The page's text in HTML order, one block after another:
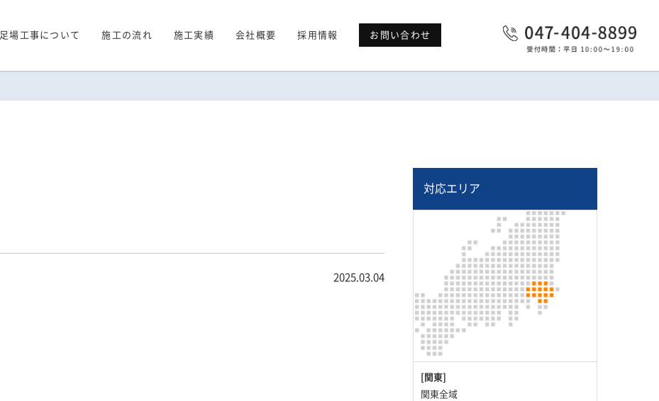
足場工事について 施工の流れ 施工実績 会社概要 採用情報 お問い合わせ
2025.03.04
対応エリア
[関東]
関東全域